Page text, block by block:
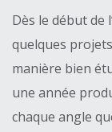
Dès le début de
quelques
manière bien
une année
chaque angle